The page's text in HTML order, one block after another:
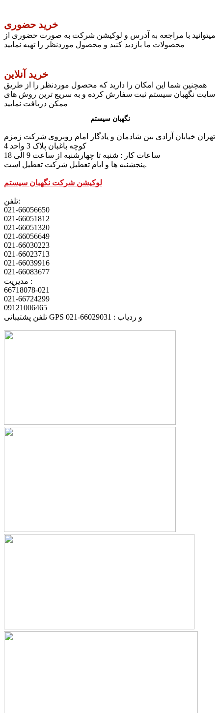
خرید حضوری
میتوانید با مراجعه به آدرس و لوکیشن شرکت به صورت حضوری از
محصولات ما بازدید کنید و محصول موردنظر را تهیه نمایید
خرید آنلاین
همچنین شما این امکان را دارید که محصول موردنظر را از طریق
سایت نگهبان سیستم ثبت سفارش کرده و به سریع ترین روش های
ممکن دریافت نمایید
نگهبان سیستم
تهران خیابان آزادی بین شادمان و یادگار امام روبروی شرکت زمزم
کوچه باغبان پلاک 3 واحد 4
پنجشنبه ها و ایام تعطیل شرکت تعطیل است.
لوکیشن شرکت نگهبان سیستم
تلفن:
021-66056650
021-66051812
021-66051320
021-66056649
021-66030223
021-66023713
021-66039916
021-66083677
مدیریت :
66718078-021
021-66724299
09121006465
تلفن پشتیبانی GPS و ردیاب : 66029031-021